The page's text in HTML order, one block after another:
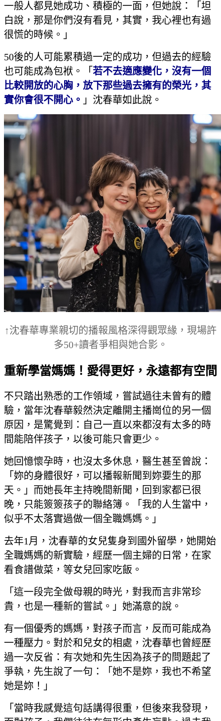
一般人都見她成功、積極的一面，但她說：「坦
白說，那是你們沒有看見，其實，我心裡也有過
很慌的時候。」
50後的人可能累積過一定的成功，但過去的經驗
也可能成為包袱。「 若不去適應變化，沒有一個
比較開放的心胸，放下那些過去擁有的榮光，其
實你會很不開心。 」沈春華如此說。
↑沈春華專業親切的播報風格深得觀眾緣，現場許
多50+讀者爭相與她合影。
重新學當媽媽！愛得更好，永遠都有空間
不只踏出熟悉的工作領域，嘗試過往未曾有的體
驗，當年沈春華毅然決定離開主播崗位的另一個
原因，是驚覺到：自己一直以來都沒有太多的時
間能陪伴孩子，以後可能只會更少。
她回憶懷孕時，也沒太多休息，醫生甚至曾說：
「妳的身體很好，可以播報新聞到妳要生的那
天。」而她長年主持晚間新聞，回到家都已很
晚，只能簽簽孩子的聯絡簿。「我的人生當中，
似乎不太落實過做一個全職媽媽。」
去年1月，沈春華的女兒隻身到國外留學，她開始
全職媽媽的新實驗，經歷一個主婦的日常，在家
看食譜做菜，等女兒回家吃飯。
「這一段完全做母親的時光，對我而言非常珍
貴，也是一種新的嘗試。」她滿意的說。
有一個優秀的媽媽，對孩子而言，反而可能成為
一種壓力。對於和兒女的相處，沈春華也曾經歷
過一次反省：有次她和先生因為孩子的問題起了
爭執，先生說了一句：「她不是妳，我也不希望
她是妳！」
「當時我感覺這句話講得很重，但後來我發現，